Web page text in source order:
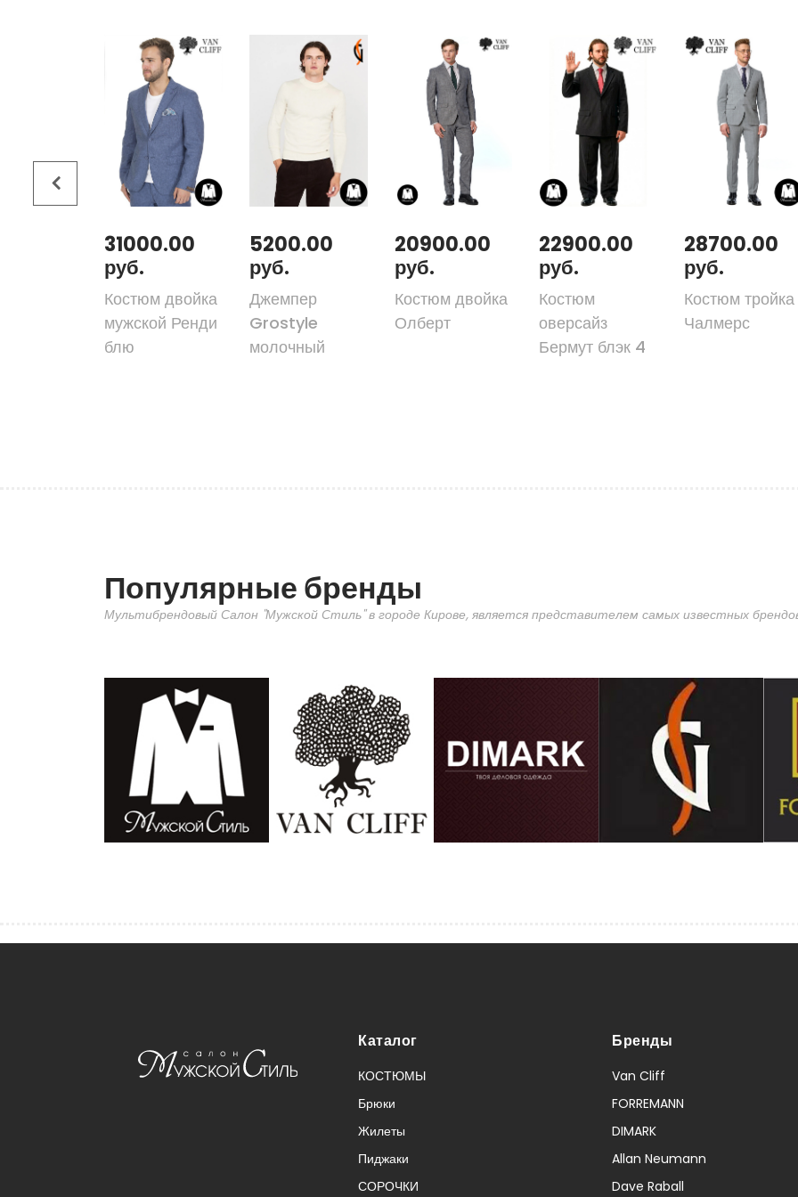
31000.00
руб.
Костюм двойка
мужской Ренди
блю
5200.00
руб.
Джемпер
Grostyle
молочный
20900.00
руб.
Костюм двойка
Олберт
22900.00
руб.
Костюм
оверсайз
Бермут блэк 4
28700.00
руб.
Костюм тройка
Чалмерс
Популярные бренды
Мультибрендовый Салон "Мужской Стиль" в городе Кирове, является представителем самых известных
Каталог
КОСТЮМЫ
Брюки
Жилеты
Пиджаки
СОРОЧКИ
Бренды
Van Cliff
FORREMANN
DIMARK
Allan Neumann
Dave Raball